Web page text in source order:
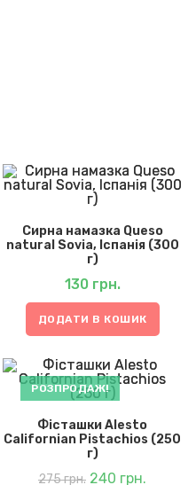
Сирна намазка Queso
natural Sovia, Іспанія (300
г)
130 грн.
ДОДАТИ В КОШИК
РОЗПРОДАЖ!
Фісташки Alesto
Californian Pistachios (250
г)
275грн. Оригінальна
ціна:
275 грн..
240 грн.